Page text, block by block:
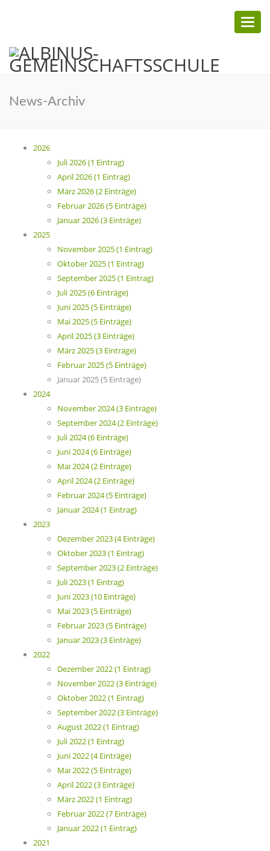
Toggle
News-Archiv
2026
Juli 2026 (1 Eintrag)
April 2026 (1 Eintrag)
März 2026 (2 Einträge)
Februar 2026 (5 Einträge)
Januar 2026 (3 Einträge)
2025
November 2025 (1 Eintrag)
Oktober 2025 (1 Eintrag)
September 2025 (1 Eintrag)
Juli 2025 (6 Einträge)
Juni 2025 (5 Einträge)
Mai 2025 (5 Einträge)
April 2025 (3 Einträge)
März 2025 (3 Einträge)
Februar 2025 (5 Einträge)
Januar 2025 (5 Einträge)
2024
November 2024 (3 Einträge)
September 2024 (2 Einträge)
Juli 2024 (6 Einträge)
Juni 2024 (6 Einträge)
Mai 2024 (2 Einträge)
April 2024 (2 Einträge)
Februar 2024 (5 Einträge)
Januar 2024 (1 Eintrag)
2023
Dezember 2023 (4 Einträge)
Oktober 2023 (1 Eintrag)
September 2023 (2 Einträge)
Juli 2023 (1 Eintrag)
Juni 2023 (10 Einträge)
Mai 2023 (5 Einträge)
Februar 2023 (5 Einträge)
Januar 2023 (3 Einträge)
2022
Dezember 2022 (1 Eintrag)
November 2022 (3 Einträge)
Oktober 2022 (1 Eintrag)
September 2022 (3 Einträge)
August 2022 (1 Eintrag)
Juli 2022 (1 Eintrag)
Juni 2022 (4 Einträge)
Mai 2022 (5 Einträge)
April 2022 (3 Einträge)
März 2022 (1 Eintrag)
Februar 2022 (7 Einträge)
Januar 2022 (1 Eintrag)
2021